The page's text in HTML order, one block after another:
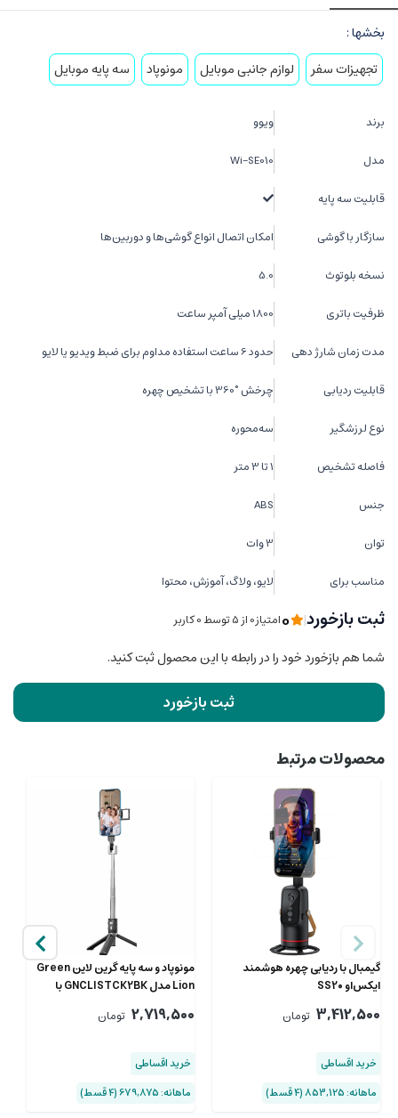
بخشها :
تجهیزات سفر
لوازم جانبی موبایل مونوپاد سه پایه موبایل
برند ویوو
مدل Wi-SE010
قابلیت سه پایه
سازگار با گوشی امکان اتصال انواع گوشی‌ها و دوربین‌ها
نسخه بلوتوث 5.0
ظرفیت باتری 1800 میلی آمپر ساعت
مدت زمان شارژ دهی حدود 6 ساعت استفاده مداوم برای ضبط ویدیو یا لایو
قابلیت ردیابی چرخش °360 با تشخیص چهره
نوع لرزشگیر سه‌محوره
فاصله تشخیص 1 تا 3 متر
جنس ABS
توان 3 وات
مناسب برای لایو، ولاگ، آموزش، محتوا
ثبت بازخورد|
0امتیاز0 از ۵ توسط 0 کاربر
شما هم بازخورد خود را در رابطه با این محصول ثبت کنید.
ثبت بازخورد
محصولات مرتبط
گیمبال با ردیابی چهره هوشمند
ایکس‌او SS20
3,412,500 تومان
خرید اقساطی
ماهانه: 853,125 (۴ قسط)
مونوپاد و سه پایه گرین لاین Green
Lion مدل GNCLISTCK2BK با
2,719,500 تومان
خرید اقساطی
ماهانه: 679,875 (۴ قسط)